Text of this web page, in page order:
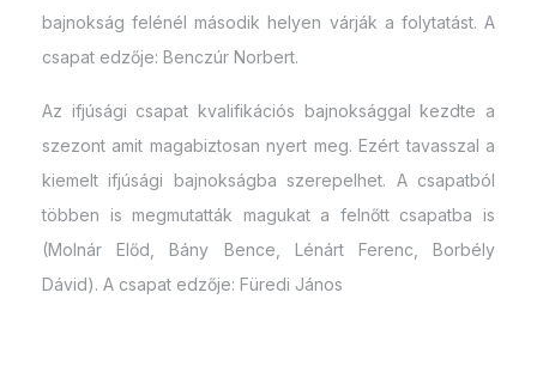
bajnokság felénél második helyen várják a folytatást. A
csapat edzője: Benczúr Norbert.
Az ifjúsági csapat kvalifikációs bajnoksággal kezdte a
szezont amit magabiztosan nyert meg. Ezért tavasszal a
kiemelt ifjúsági bajnokságba szerepelhet. A csapatból
többen is megmutatták magukat a felnőtt csapatba is
(Molnár Előd, Bány Bence, Lénárt Ferenc, Borbély
Dávid). A csapat edzője: Füredi János